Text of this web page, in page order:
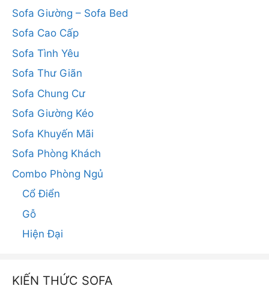
Sofa Giường – Sofa Bed
Sofa Cao Cấp
Sofa Tình Yêu
Sofa Thư Giãn
Sofa Chung Cư
Sofa Giường Kéo
Sofa Khuyến Mãi
Sofa Phòng Khách
Combo Phòng Ngủ
Cổ Điển
Gỗ
Hiện Đại
KIẾN THỨC SOFA